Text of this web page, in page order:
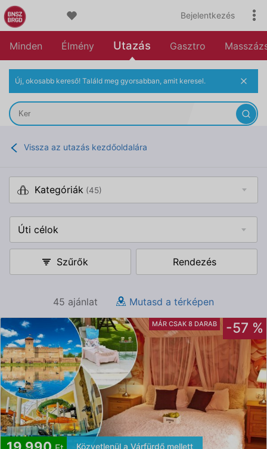
Bejelentkezés
Minden Élmény Utazás Gasztro
Új, okosabb kereső! Találd meg gyorsabban, amit keresel.
Vissza az utazás kezdőoldalára
Kategóriák (45)
Úti célok
Szűrők Rendezés
45 ajánlat Mutasd a térképen
MÁR CSAK 8 DARAB -57 %
Közvetlenül a Várfürdő mellett